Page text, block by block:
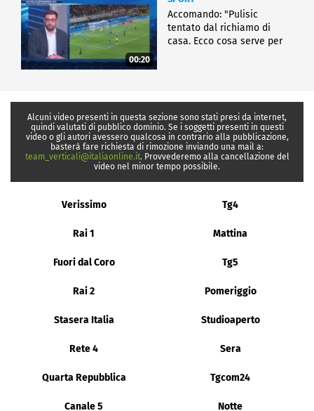
00:20
Accomando: "Pulisic
tentato dal richiamo di
casa. Ecco cosa serve per
Alcuni video presenti in questa sezione sono stati presi da internet,
quindi valutati di pubblico dominio. Se i soggetti presenti in questi
video o gli autori avessero qualcosa in contrario alla pubblicazione,
basterà fare richiesta di rimozione inviando una mail a:
team_verticali@italiaonline.it. Provvederemo alla cancellazione del
video nel minor tempo possibile.
Verissimo Tg4
Rai 1 Mattina
Fuori dal Coro Tg5
Rai 2 Pomeriggio
Stasera Italia Studioaperto
Rete 4 Sera
Quarta Repubblica Tgcom24
Canale 5 Notte